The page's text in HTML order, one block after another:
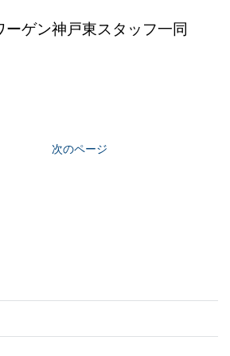
ーゲン神戸東スタッフ一同
次のページ